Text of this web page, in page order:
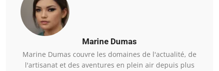
Marine Dumas
Marine Dumas couvre les domaines de l'actualité, de
l'artisanat et des aventures en plein air depuis plus